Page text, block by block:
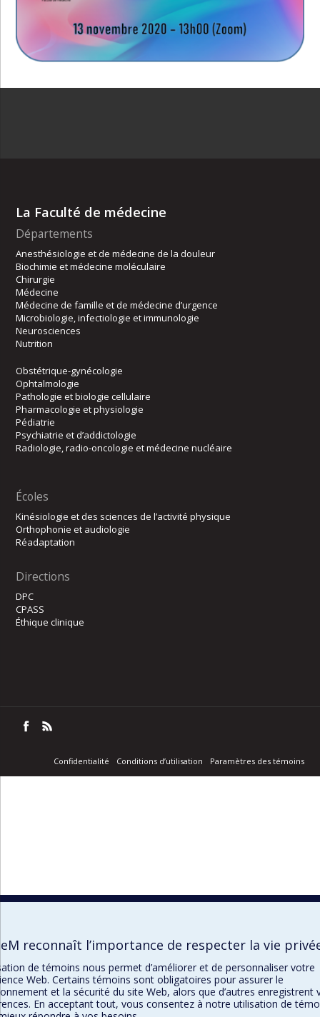
La Faculté de médecine
Départements
Anesthésiologie et de médecine de la douleur
Biochimie et médecine moléculaire
Chirurgie
Médecine
Médecine de famille et de médecine d’urgence
Microbiologie, infectiologie et immunologie
Neurosciences
Nutrition
Obstétrique-gynécologie
Ophtalmologie
Pathologie et biologie cellulaire
Pharmacologie et physiologie
Pédiatrie
Psychiatrie et d’addictologie
Radiologie, radio-oncologie et médecine nucléaire
Écoles
Kinésiologie et des sciences de l’activité physique
Orthophonie et audiologie
Réadaptation
Directions
DPC
CPASS
Éthique clinique
Confidentialité Conditions d’utilisation Paramètres des témoins
reconnaît l’importance de respecter la vie
de témoins nous permet d’améliorer et de personnaliser votre
Web. Certains témoins sont obligatoires pour assurer le
et la sécurité du site Web, alors que d’autres enregistrent
En acceptant tout, vous consentez à notre utilisation de